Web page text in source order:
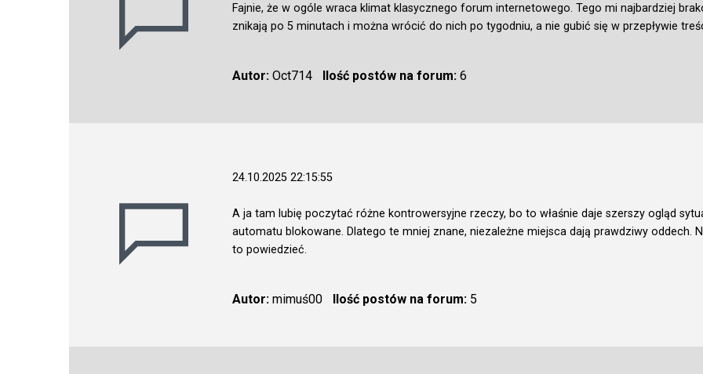
Fajnie, że w ogóle wraca klimat klasycznego forum internetowego. Tego mi najbardziej
znikają po 5 minutach i można wrócić do nich po tygodniu, a nie gubić się w przepływie
Autor: Oct714 Ilość postów na forum:6
24.10.2025 22:15:55
A ja tam lubię poczytać różne kontrowersyjne rzeczy, bo to właśnie daje szerszy ogląd
automatu blokowane. Dlatego te mniej znane, niezależne miejsca dają prawdziwy oddech.
to powiedzieć.
Autor: mimuś00 Ilość postów na forum:5